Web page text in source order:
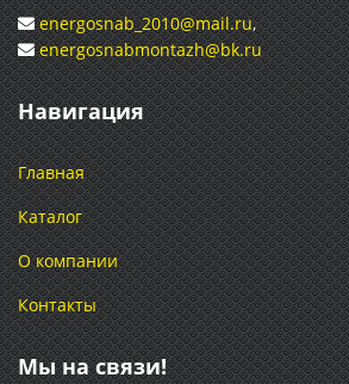
energosnab_2010@mail.ru,
energosnabmontazh@bk.ru
Навигация
Главная
Каталог
О компании
Контакты
Мы на связи!